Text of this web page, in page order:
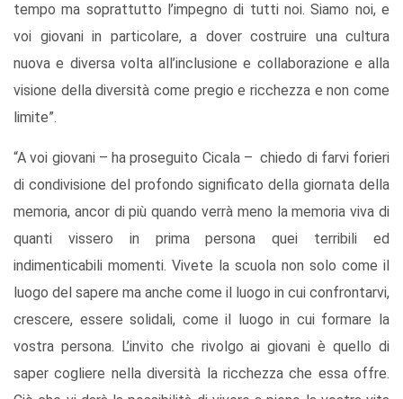
tempo ma soprattutto l’impegno di tutti noi. Siamo noi, e
voi giovani in particolare, a dover costruire una cultura
nuova e diversa volta all’inclusione e collaborazione e alla
visione della diversità come pregio e ricchezza e non come
limite”.
“A voi giovani – ha proseguito Cicala – chiedo di farvi forieri
di condivisione del profondo significato della giornata della
memoria, ancor di più quando verrà meno la memoria viva di
quanti vissero in prima persona quei terribili ed
indimenticabili momenti. Vivete la scuola non solo come il
luogo del sapere ma anche come il luogo in cui confrontarvi,
crescere, essere solidali, come il luogo in cui formare la
vostra persona. L’invito che rivolgo ai giovani è quello di
saper cogliere nella diversità la ricchezza che essa offre.